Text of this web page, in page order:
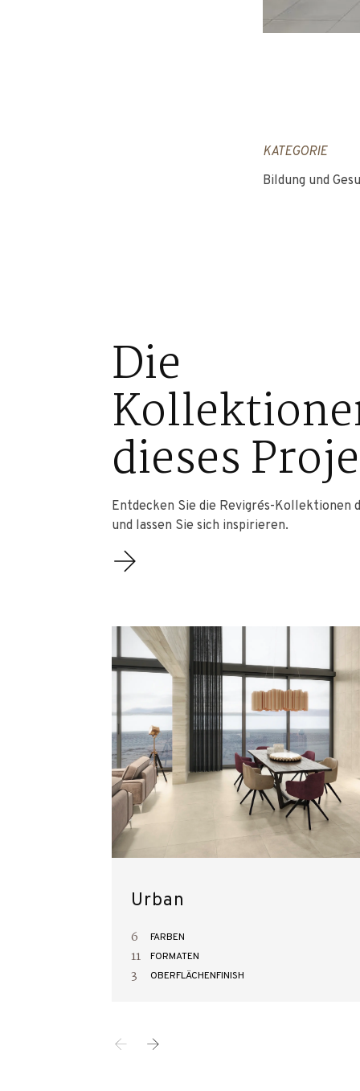
KATEGORIE
Bildung und
Die
dieses
Entdecken Sie die Revigrés-Kollektionen
und lassen Sie sich inspirieren.
Urban
6 FARBEN
11 FORMATEN
3 OBERFLÄCHENFINISH